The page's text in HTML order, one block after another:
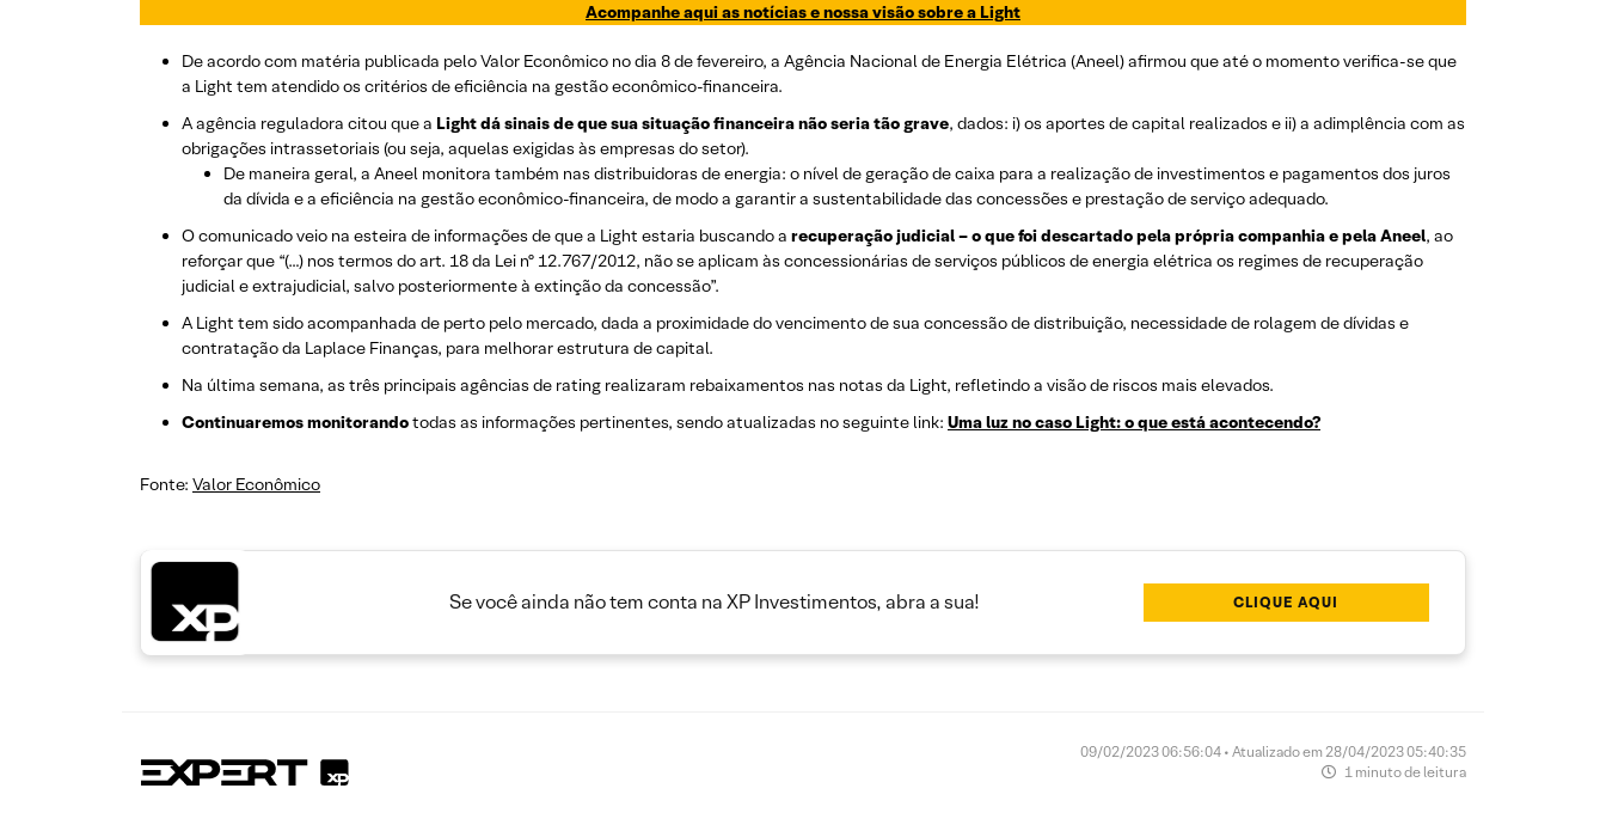
Acompanhe aqui as notícias e nossa visão sobre a Light
De acordo com matéria publicada pelo Valor Econômico no dia 8 de fevereiro, a Agência Nacional de Energia Elétrica (Aneel) afirmou que até o momento verifica-se que
a Light tem atendido os critérios de eficiência na gestão econômico-financeira.
A agência reguladora citou que a Light dá sinais de que sua situação financeira não seria tão grave, dados: i) os aportes de capital realizados e ii) a adimplência com as
obrigações intrassetoriais (ou seja, aquelas exigidas às empresas do setor).
De maneira geral, a Aneel monitora também nas distribuidoras de energia: o nível de geração de caixa para a realização de investimentos e pagamentos dos juros
da dívida e a eficiência na gestão econômico-financeira, de modo a garantir a sustentabilidade das concessões e prestação de serviço adequado.
O comunicado veio na esteira de informações de que a Light estaria buscando a recuperação judicial – o que foi descartado pela própria companhia e pela Aneel, ao
reforçar que “(…) nos termos do art. 18 da Lei nº 12.767/2012, não se aplicam às concessionárias de serviços públicos de energia elétrica os regimes de recuperação
judicial e extrajudicial, salvo posteriormente à extinção da concessão”.
A Light tem sido acompanhada de perto pelo mercado, dada a proximidade do vencimento de sua concessão de distribuição, necessidade de rolagem de dívidas e
contratação da Laplace Finanças, para melhorar estrutura de capital.
Na última semana, as três principais agências de rating realizaram rebaixamentos nas notas da Light, refletindo a visão de riscos mais elevados.
Continuaremos monitorandotodas as informações pertinentes, sendo atualizadas no seguinte link: Uma luz no caso Light: o que está acontecendo?
Fonte: Valor Econômico
Se você ainda não tem conta na XP Investimentos, abra a sua! CLIQUE AQUI
09/02/2023 06:56:04 • Atualizado em 28/04/2023 05:40:35
1 minuto de leitura